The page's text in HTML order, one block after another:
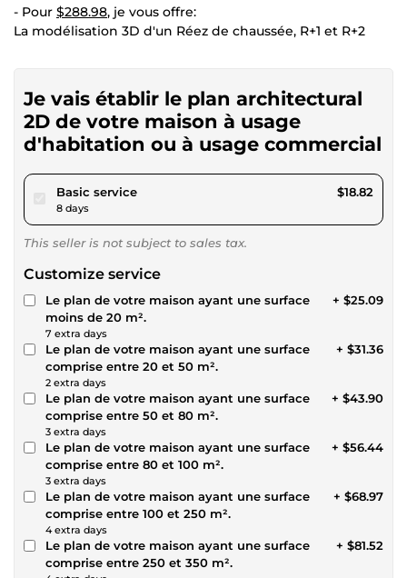
- Pour $288.98, je vous offre:
La modélisation 3D d'un Réez de chaussée, R+1 et R+2
Je vais établir le plan architectural
2D de votre maison à usage
d'habitation ou à usage commercial
Basic servicepour $17.34
8 days
$18.82
This seller is not subject to sales tax.
Customize service
Le plan de votre maison ayant une surface
moins de 20 m².
7 extra days
+ $25.09
Le plan de votre maison ayant une surface
comprise entre 20 et 50 m².
2 extra days
+ $31.36
Le plan de votre maison ayant une surface
comprise entre 50 et 80 m².
3 extra days
+ $43.90
Le plan de votre maison ayant une surface
comprise entre 80 et 100 m².
3 extra days
+ $56.44
Le plan de votre maison ayant une surface
comprise entre 100 et 250 m².
4 extra days
+ $68.97
Le plan de votre maison ayant une surface
comprise entre 250 et 350 m².
+ $81.52